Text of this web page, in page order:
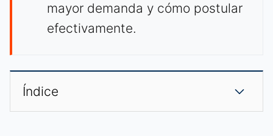
mayor demanda y cómo postular
efectivamente.
Índice